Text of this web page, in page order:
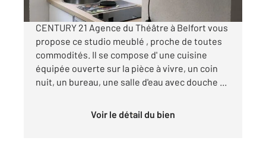
CENTURY 21 Agence du Théâtre à Belfort vous
propose ce studio meublé , proche de toutes
commodités. Il se compose d' une cuisine
équipée ouverte sur la pièce à vivre, un coin
nuit, un bureau, une salle d'eau avec douche ...
Voir le détail du bien